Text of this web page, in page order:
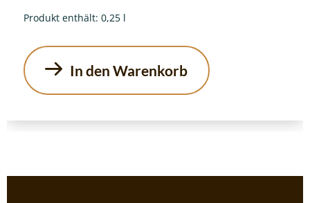
Produkt enthält: 0,25 l
In den Warenkorb